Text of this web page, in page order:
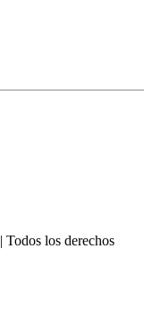
|Todos los derechos